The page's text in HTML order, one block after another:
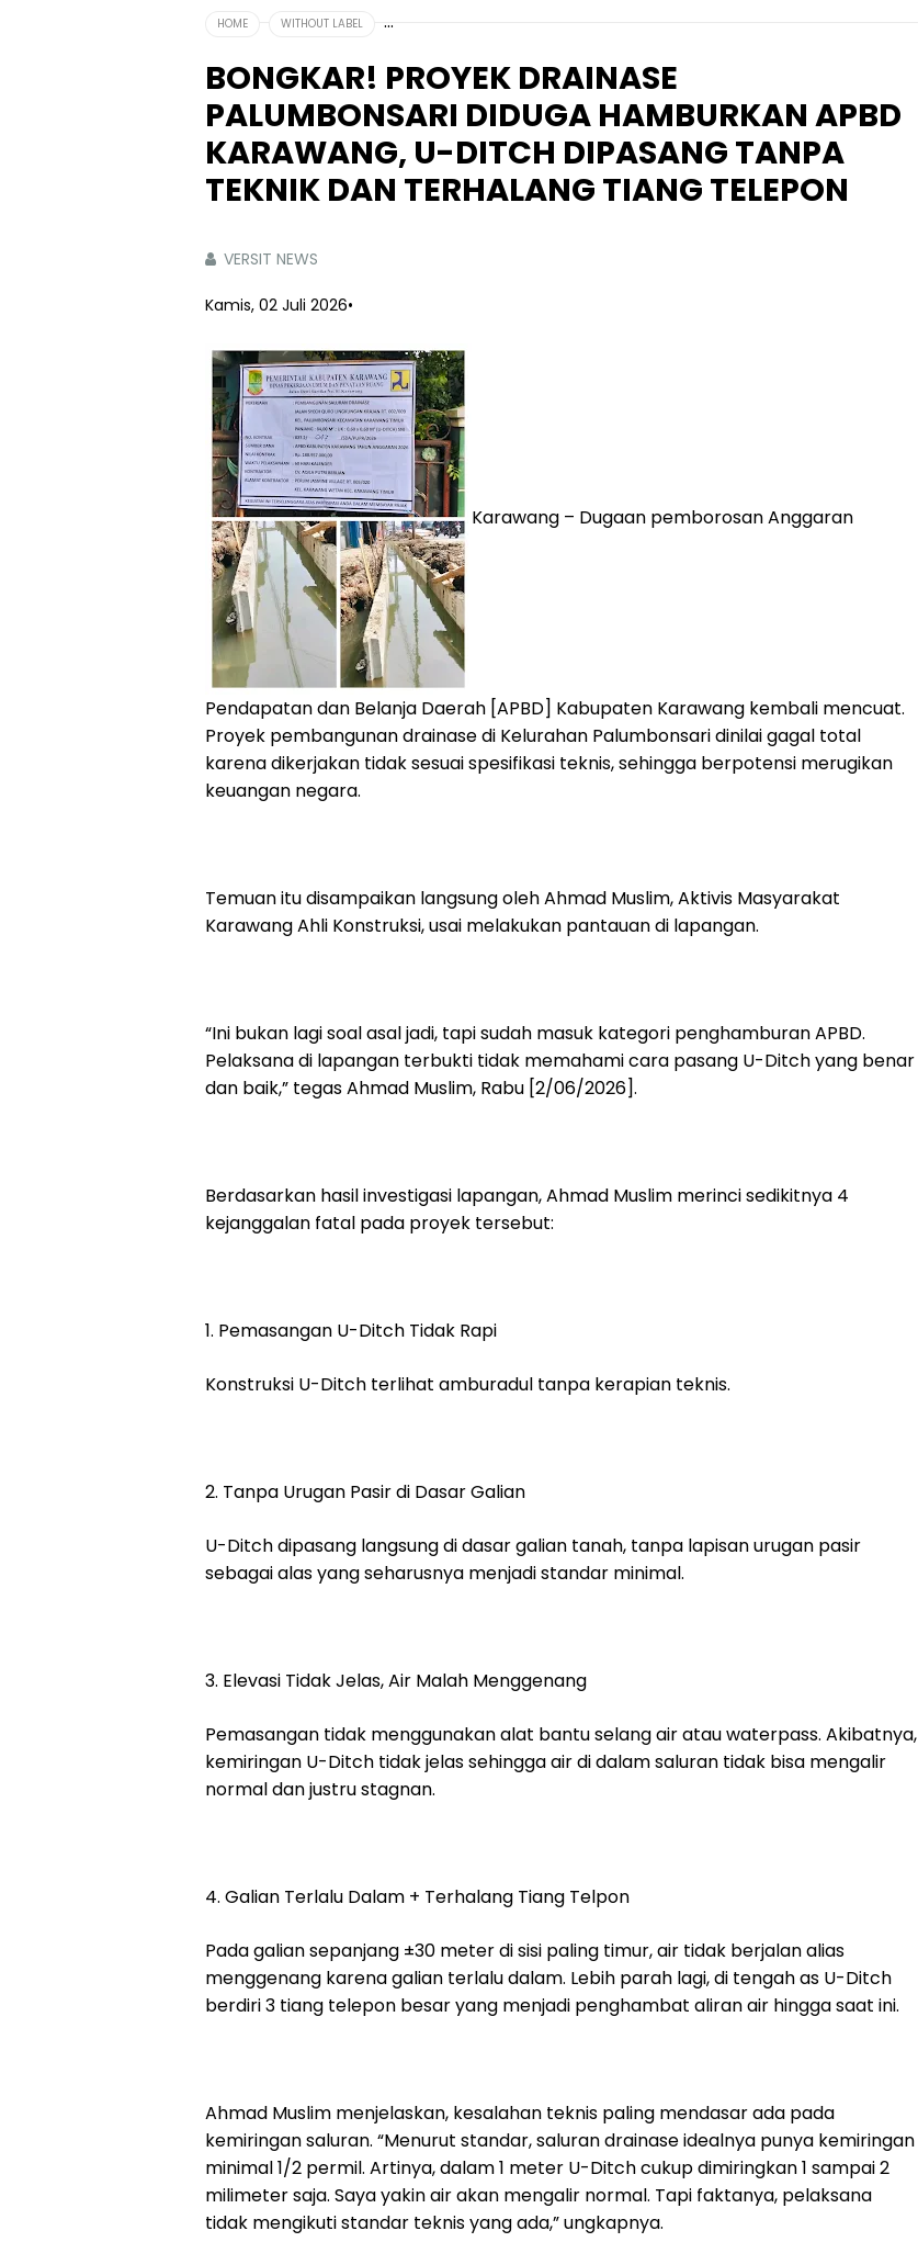
HOME WITHOUT LABEL
BONGKAR! PROYEK DRAINASE
PALUMBONSARI DIDUGA HAMBURKAN APBD
KARAWANG, U-DITCH DIPASANG TANPA
TEKNIK DAN TERHALANG TIANG TELEPON
VERSIT NEWS
Kamis, 02 Juli 2026•
Karawang – Dugaan pemborosan Anggaran
Pendapatan dan Belanja Daerah [APBD] Kabupaten Karawang kembali mencuat.
Proyek pembangunan drainase di Kelurahan Palumbonsari dinilai gagal total
karena dikerjakan tidak sesuai spesifikasi teknis, sehingga berpotensi merugikan
keuangan negara.
Temuan itu disampaikan langsung oleh Ahmad Muslim, Aktivis Masyarakat
Karawang Ahli Konstruksi, usai melakukan pantauan di lapangan.
“Ini bukan lagi soal asal jadi, tapi sudah masuk kategori penghamburan APBD.
Pelaksana di lapangan terbukti tidak memahami cara pasang U-Ditch yang benar
dan baik,” tegas Ahmad Muslim, Rabu [2/06/2026].
Berdasarkan hasil investigasi lapangan, Ahmad Muslim merinci sedikitnya 4
kejanggalan fatal pada proyek tersebut:
1. Pemasangan U-Ditch Tidak Rapi
Konstruksi U-Ditch terlihat amburadul tanpa kerapian teknis.
2. Tanpa Urugan Pasir di Dasar Galian
U-Ditch dipasang langsung di dasar galian tanah, tanpa lapisan urugan pasir
sebagai alas yang seharusnya menjadi standar minimal.
3. Elevasi Tidak Jelas, Air Malah Menggenang
Pemasangan tidak menggunakan alat bantu selang air atau waterpass. Akibatnya,
kemiringan U-Ditch tidak jelas sehingga air di dalam saluran tidak bisa mengalir
normal dan justru stagnan.
4. Galian Terlalu Dalam + Terhalang Tiang Telpon
Pada galian sepanjang ±30 meter di sisi paling timur, air tidak berjalan alias
menggenang karena galian terlalu dalam. Lebih parah lagi, di tengah as U-Ditch
berdiri 3 tiang telepon besar yang menjadi penghambat aliran air hingga saat ini.
Ahmad Muslim menjelaskan, kesalahan teknis paling mendasar ada pada
kemiringan saluran. “Menurut standar, saluran drainase idealnya punya kemiringan
minimal 1/2 permil. Artinya, dalam 1 meter U-Ditch cukup dimiringkan 1 sampai 2
milimeter saja. Saya yakin air akan mengalir normal. Tapi faktanya, pelaksana
tidak mengikuti standar teknis yang ada,” ungkapnya.